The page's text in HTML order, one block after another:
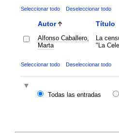
Seleccionar todo Deseleccionar todo
Autor Título
Alfonso Caballero,
Marta
La
"La
Seleccionar todo Deseleccionar todo
Todas las entradas